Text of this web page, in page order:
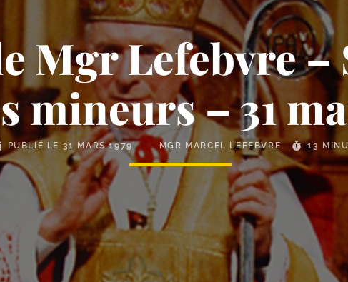
Mgr Lefebvre –
mineurs – 31
PUBLIÉ LE 31 MARS 1979 MGR MARCEL LEFEBVRE 13